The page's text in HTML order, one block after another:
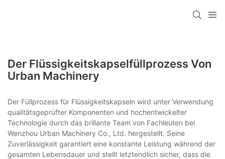
Der Flüssigkeitskapselfüllprozess Von
Urban Machinery
Der Füllprozess für Flüssigkeitskapseln wird unter Verwendung
qualitätsgeprüfter Komponenten und hochentwickelter
Technologie durch das brillante Team von Fachleuten bei
Wenzhou Urban Machinery Co., Ltd. hergestellt. Seine
Zuverlässigkeit garantiert eine konstante Leistung während der
gesamten Lebensdauer und stellt letztendlich sicher, dass die